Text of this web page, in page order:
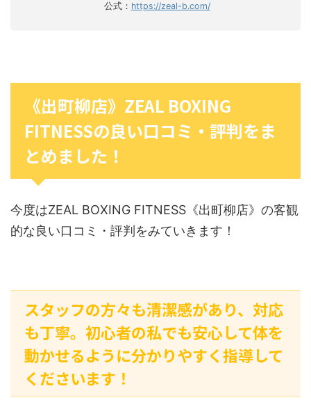
公式： https://zeal-b.com/
《出町柳店》ZEAL BOXING
FITNESSの良い口コミ・評判をま
とめました！
今度はZEAL BOXING FITNESS《出町柳店》の客観
的な良い口コミ・評判をみていきます！
スタッフの方々も清潔感があり、対応
も丁寧。初心者の私でも安心して体を
動かせるように分かりやすく指導して
くださいます！